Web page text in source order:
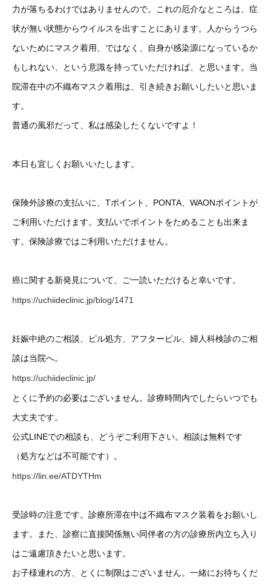
力が落ちるわけではありませんので。これの厄介なところは、症
状が無い状態からウイルスを出すことにあります。人からうつら
ないためにマスク着用、ではなく、自身が感染源になっているか
もしれない、という意識を持っていただければ、と思います。当
院滞在中の不織布マスク着用は、引き続きお願いしたいと思いま
す。
普通の風邪だって、私は感染したくないですよ！
本日も宜しくお願いいたします。
保険外診療の支払いに、Tポイント、PONTA、WAONポイントが
ご利用いただけます。支払いでポイントをためることも出来ま
す。保険診療ではご利用いただけません。
癌に関する新発見について、ご一読いただけると幸いです。
https://uchiideclinic.jp/blog/1471
妊娠中絶のご相談、ピル処方、アフターピル、婦人科検診のご相
談は当院へ。
https://uchiideclinic.jp/
とくに予約の必要はございません。診療時間内でしたらいつでも
大丈夫です。
公式LINEでの相談も、どうぞご利用下さい。相談は無料です
（処方などは不可能です）。
https://lin.ee/ATDYTHm
受診時の注意です。診療所滞在中は不織布マスク装着をお願いし
ます。また、診察に直接関係無い同伴者の方の診療所内立ち入り
はご遠慮頂きたいと思います。
お子様連れの方、とくに制限はございません。一緒にお待ちくだ